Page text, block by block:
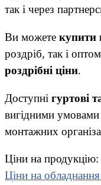
так і через
Ви можете купити
роздріб, так і
роздрібні ціни.
Доступні гуртові
вигідними умовами
монтажних
Ціни на продукцію:
Ціни на